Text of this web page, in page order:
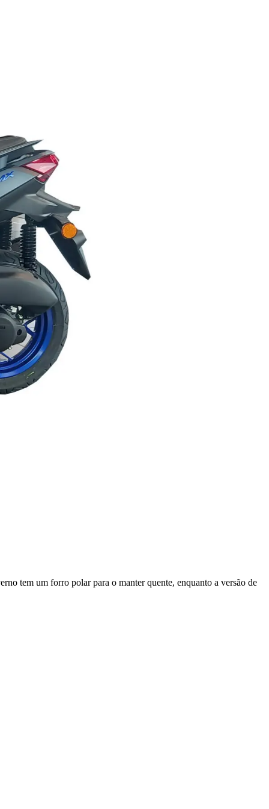
tem um forro polar para o manter quente, enquanto a versão de